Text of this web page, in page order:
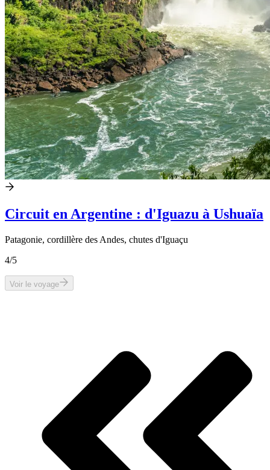
Circuit en Argentine : d'Iguazu à Ushuaïa
Patagonie, cordillère des Andes, chutes d'Iguaçu
4/5
Voir le voyage